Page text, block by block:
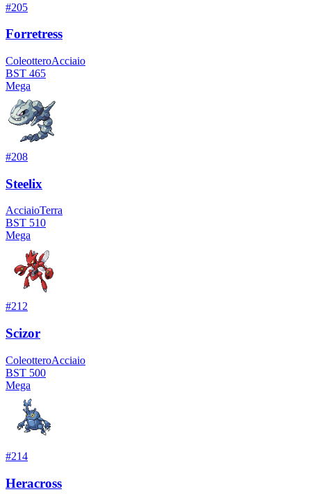
#205
Forretress
ColeotteroAcciaio
BST 465
Mega
#208
Steelix
AcciaioTerra
BST 510
Mega
#212
Scizor
ColeotteroAcciaio
BST 500
Mega
#214
Heracross